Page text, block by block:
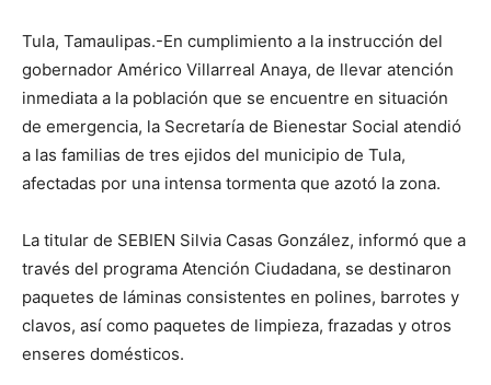
Tula, Tamaulipas.-En cumplimiento a la instrucción del
gobernador Américo Villarreal Anaya, de llevar atención
inmediata a la población que se encuentre en situación
de emergencia, la Secretaría de Bienestar Social atendió
a las familias de tres ejidos del municipio de Tula,
afectadas por una intensa tormenta que azotó la zona.
La titular de SEBIEN Silvia Casas González, informó que a
través del programa Atención Ciudadana, se destinaron
paquetes de láminas consistentes en polines, barrotes y
clavos, así como paquetes de limpieza, frazadas y otros
enseres domésticos.